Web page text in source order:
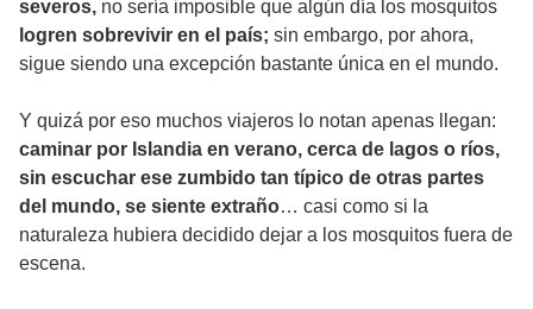
severos, no sería imposible que algún día los mosquitos
logren sobrevivir en el país; sin embargo, por ahora,
sigue siendo una excepción bastante única en el mundo.
Y quizá por eso muchos viajeros lo notan apenas llegan:
caminar por Islandia en verano, cerca de lagos o ríos,
sin escuchar ese zumbido tan típico de otras partes
del mundo, se siente extraño… casi como si la
naturaleza hubiera decidido dejar a los mosquitos fuera de
escena.